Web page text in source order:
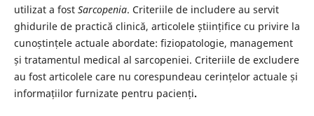
utilizat a fost Sarcopenia. Criteriile de includere au servit
ghidurile de practică clinică, articolele științifice cu privire la
cunoștințele actuale abordate: fiziopatologie, management
și tratamentul medical al sarcopeniei. Criteriile de excludere
au fost articolele care nu corespundeau cerințelor actuale și
informațiilor furnizate pentru pacienți.